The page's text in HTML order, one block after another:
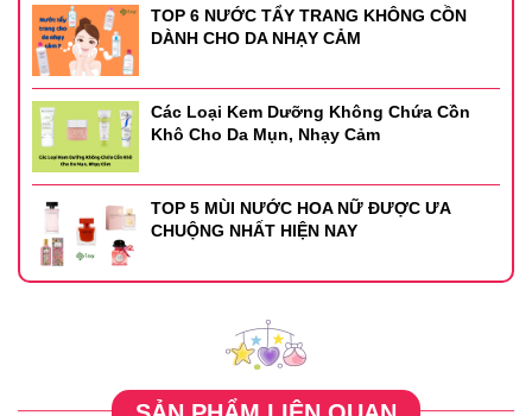
TOP 6 NƯỚC TẨY TRANG KHÔNG CỒN
DÀNH CHO DA NHẠY CẢM
Các Loại Kem Dưỡng Không Chứa Cồn
Khô Cho Da Mụn, Nhạy Cảm
TOP 5 MÙI NƯỚC HOA NỮ ĐƯỢC ƯA
CHUỘNG NHẤT HIỆN NAY